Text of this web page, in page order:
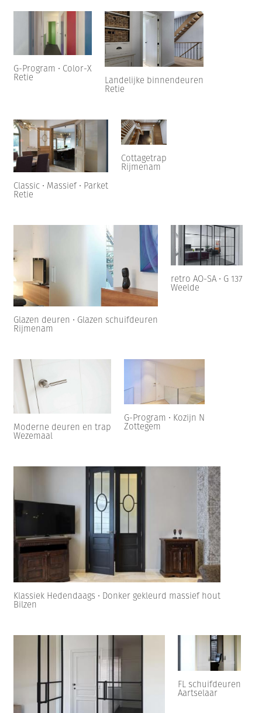
G-Program • Color-X
Retie Landelijke binnendeuren
Retie
Classic • Massief • Parket
Retie
Cottagetrap
Rijmenam
Glazen deuren • Glazen schuifdeuren
Rijmenam
retro AO-SA • G 137
Weelde
Moderne deuren en trap
Wezemaal
G-Program • Kozijn N
Zottegem
Klassiek Hedendaags • Donker gekleurd massief hout
Bilzen
FL schuifdeuren
Aartselaar